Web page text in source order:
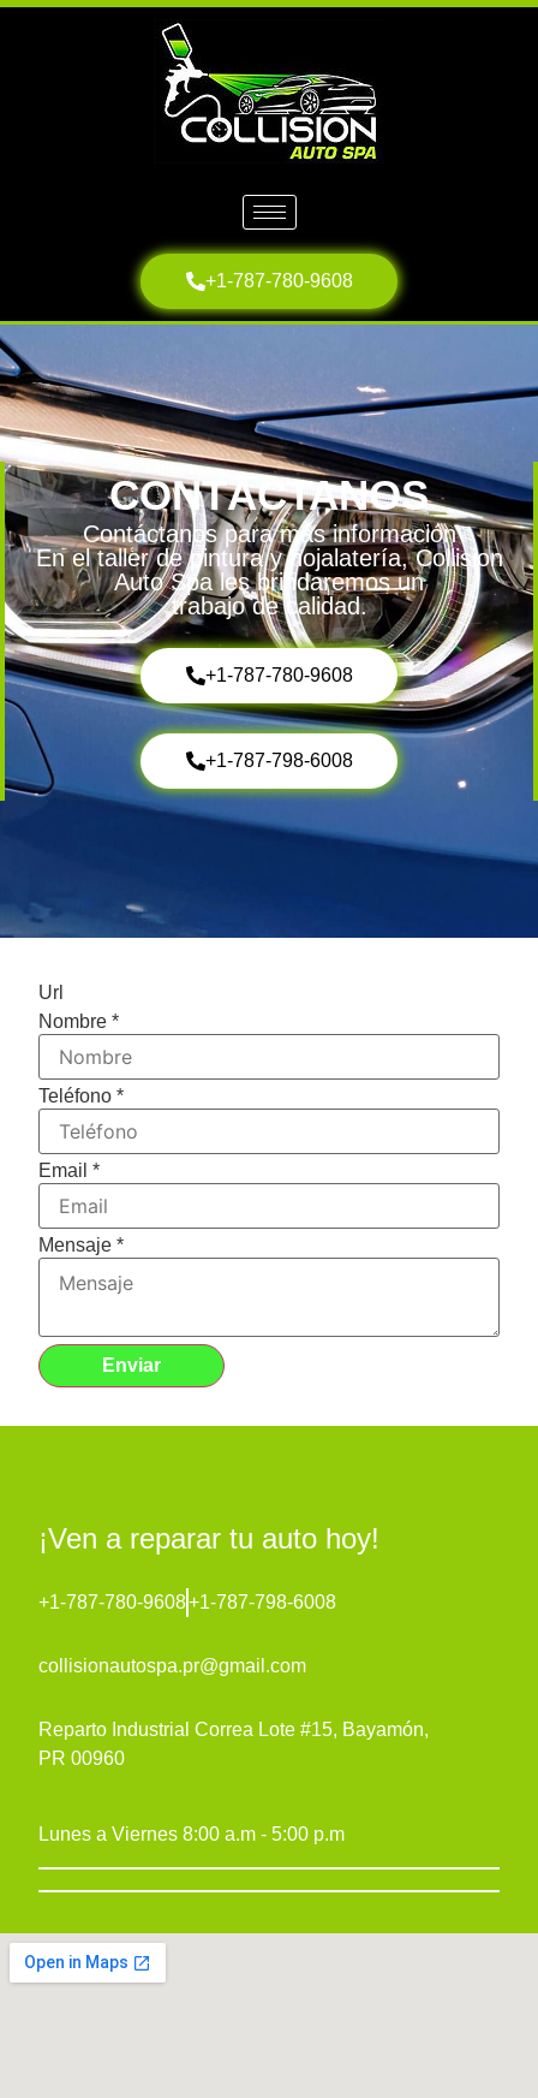
+1-787-780-9608
CONTÁCTANOS
Contáctanos para más información
En el taller de pintura y hojalatería, Collision
Auto Spa les brindaremos un
trabajo de calidad.
+1-787-780-9608
+1-787-798-6008
Url
Nombre *
Teléfono *
Email *
Mensaje *
Enviar
¡Ven a reparar tu auto hoy!
+1-787-780-9608+1-787-798-6008
collisionautospa.pr@gmail.com
Reparto Industrial Correa Lote #15, Bayamón,
PR 00960
Lunes a Viernes 8:00 a.m - 5:00 p.m